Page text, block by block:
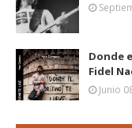
Donde
Fidel
Junio